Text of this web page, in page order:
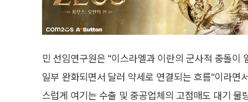
민 선임연구원은 "이스라엘과 이란의 군사적 충돌이
일부 완화되면서 달러 약세로 연결되는 흐름"이라
스럽게 여기는 수출 및 중공업체의 고점매도 대기